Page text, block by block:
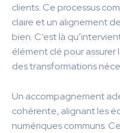
clients. Ce processus
claire et un alignement
bien. C’est là
élément clé pour
des transformations
Un accompagnement
cohérente, alignant les
numériques communs.